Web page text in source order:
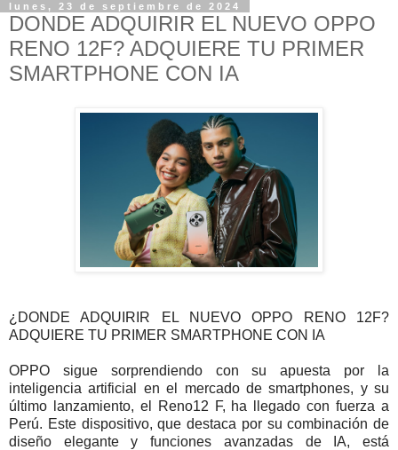
lunes, 23 de septiembre de 2024
DONDE ADQUIRIR EL NUEVO OPPO
RENO 12F? ADQUIERE TU PRIMER
SMARTPHONE CON IA
¿DONDE ADQUIRIR EL NUEVO OPPO RENO 12F?
ADQUIERE TU PRIMER SMARTPHONE CON IA
OPPO sigue sorprendiendo con su apuesta por la
inteligencia artificial en el mercado de smartphones, y su
último lanzamiento, el Reno12 F, ha llegado con fuerza a
Perú. Este dispositivo, que destaca por su combinación de
diseño elegante y funciones avanzadas de IA, está